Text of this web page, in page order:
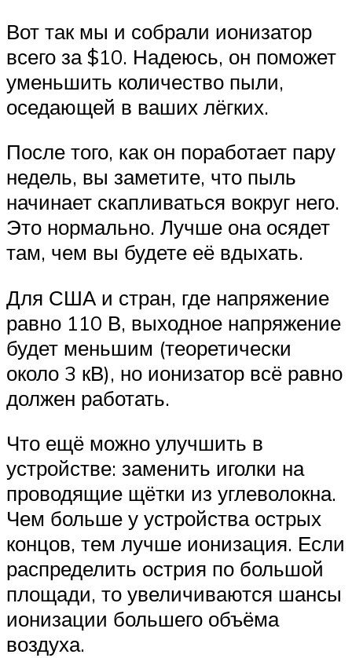
Вот так мы и собрали ионизатор
всего за $10. Надеюсь, он поможет
уменьшить количество пыли,
оседающей в ваших лёгких.
После того, как он поработает пару
недель, вы заметите, что пыль
начинает скапливаться вокруг него.
Это нормально. Лучше она осядет
там, чем вы будете её вдыхать.
Для США и стран, где напряжение
равно 110 В, выходное напряжение
будет меньшим (теоретически
около 3 кВ), но ионизатор всё равно
должен работать.
Что ещё можно улучшить в
устройстве: заменить иголки на
проводящие щётки из углеволокна.
Чем больше у устройства острых
концов, тем лучше ионизация. Если
распределить острия по большой
площади, то увеличиваются шансы
ионизации большего объёма
воздуха.